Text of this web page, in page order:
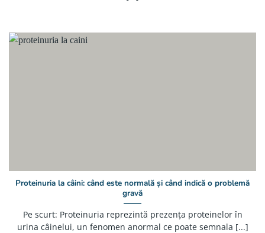
Proteinuria la câini: când este normală și când indică o problemă
gravă
Pe scurt: Proteinuria reprezintă prezența proteinelor în
urina câinelui, un fenomen anormal ce poate semnala [...]